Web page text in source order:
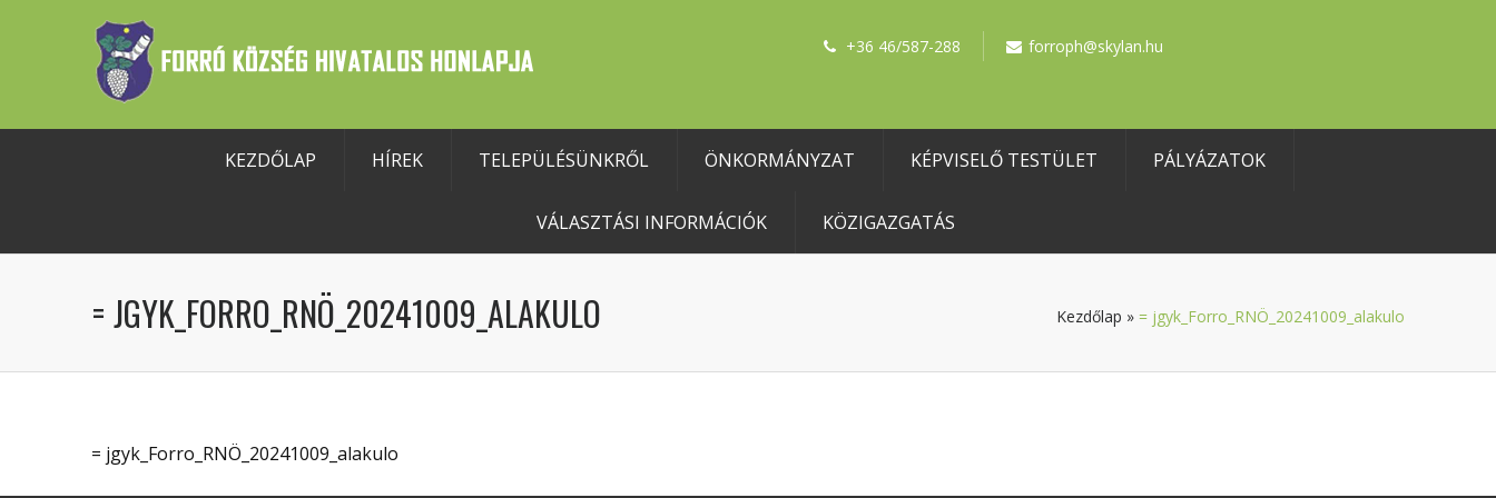
+36 46/587-288 forroph@skylan.hu
KEZDŐLAP HÍREK TELEPÜLÉSÜNKRŐL ÖNKORMÁNYZAT KÉPVISELŐ TESTÜLET PÁLYÁZATOK
VÁLASZTÁSI INFORMÁCIÓK KÖZIGAZGATÁS
= JGYK_FORRO_RNÖ_20241009_ALAKULO Kezdőlap » = jgyk_Forro_RNÖ_20241009_alakulo
= jgyk_Forro_RNÖ_20241009_alakulo